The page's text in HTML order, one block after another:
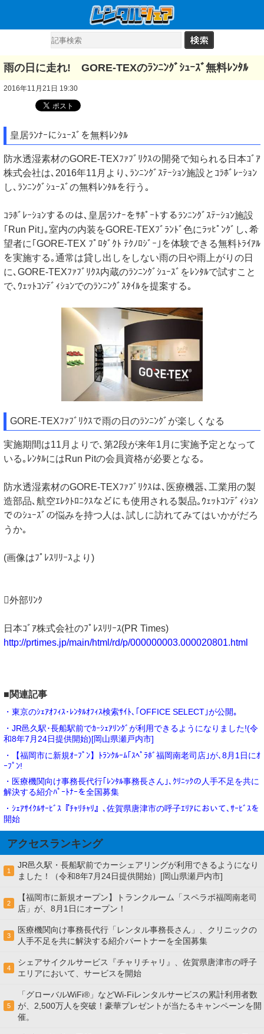
雨の日に走れ! GORE-TEXのﾗﾝﾆﾝｸﾞｼｭｰｽﾞ無料ﾚﾝﾀﾙ
2016年11月21日 19:30
皇居ﾗﾝﾅｰにｼｭｰｽﾞを無料ﾚﾝﾀﾙ
防水透湿素材のGORE-TEXﾌｧﾌﾞﾘｸｽの開発で知られる日本ｺﾞｱ
株式会社は､2016年11月より､ﾗﾝﾆﾝｸﾞｽﾃｰｼｮﾝ施設とｺﾗﾎﾞﾚｰｼｮﾝ
し､ﾗﾝﾆﾝｸﾞｼｭｰｽﾞの無料ﾚﾝﾀﾙを行う｡
ｺﾗﾎﾞﾚｰｼｮﾝするのは､皇居ﾗﾝﾅｰをｻﾎﾟｰﾄするﾗﾝﾆﾝｸﾞｽﾃｰｼｮﾝ施設
｢Run Pit｣｡室内の内装をGORE-TEXﾌﾞﾗﾝﾄﾞ色にﾗｯﾋﾟﾝｸﾞし､希
望者に｢GORE-TEX ﾌﾟﾛﾀﾞｸﾄ ﾃｸﾉﾛｼﾞｰ｣を体験できる無料ﾄﾗｲｱﾙ
を実施する｡通常は貸し出しをしない雨の日や雨上がりの日
に､GORE-TEXﾌｧﾌﾞﾘｸｽ内蔵のﾗﾝﾆﾝｸﾞｼｭｰｽﾞをﾚﾝﾀﾙで試すこと
で､ｳｪｯﾄｺﾝﾃﾞｨｼｮﾝでのﾗﾝﾆﾝｸﾞｽﾀｲﾙを提案する｡
GORE-TEXﾌｧﾌﾞﾘｸｽで雨の日のﾗﾝﾆﾝｸﾞが楽しくなる
実施期間は11月よりで､第2段が来年1月に実施予定となって
いる｡ﾚﾝﾀﾙにはRun Pitの会員資格が必要となる｡
防水透湿素材のGORE-TEXﾌｧﾌﾞﾘｸｽは､医療機器､工業用の製
造部品､航空ｴﾚｸﾄﾛﾆｸｽなどにも使用される製品｡ｳｪｯﾄｺﾝﾃﾞｨｼｮﾝ
でのｼｭｰｽﾞの悩みを持つ人は､試しに訪れてみてはいかがだろ
うか｡
(画像はﾌﾟﾚｽﾘﾘｰｽより)
外部ﾘﾝｸ
日本ｺﾞｱ株式会社のﾌﾟﾚｽﾘﾘｰｽ(PR Times)
http://prtimes.jp/main/html/rd/p/000000003.000020801.html
■関連記事
・東京のｼｪｱｵﾌｨｽ･ﾚﾝﾀﾙｵﾌｨｽ検索ｻｲﾄ､｢OFFICE SELECT｣が公開｡
・JR邑久駅･長船駅前でｶｰｼｪｱﾘﾝｸﾞが利用できるようになりました!(令
和8年7月24日提供開始)[岡山県瀬戸内市]
・【福岡市に新規ｵｰﾌﾟﾝ】ﾄﾗﾝｸﾙｰﾑ｢ｽﾍﾟﾗﾎﾞ福岡南老司店｣が､8月1日にｵ
ｰﾌﾟﾝ!
・医療機関向け事務長代行｢ﾚﾝﾀﾙ事務長さん｣､ｸﾘﾆｯｸの人手不足を共に
解決する紹介ﾊﾟｰﾄﾅｰを全国募集
・ｼｪｱｻｲｸﾙｻｰﾋﾞｽ『ﾁｬﾘﾁｬﾘ』､佐賀県唐津市の呼子ｴﾘｱにおいて､ｻｰﾋﾞｽを
開始
アクセスランキング
1
JR邑久駅・長船駅前でカーシェアリングが利用できるようになり
ました！（令和8年7月24日提供開始）[岡山県瀬戸内市]
2
【福岡市に新規オープン】トランクルーム「スペラボ福岡南老司
店」が、8月1日にオープン！
3
医療機関向け事務長代行「レンタル事務長さん」、クリニックの
人手不足を共に解決する紹介パートナーを全国募集
4
シェアサイクルサービス『チャリチャリ』、佐賀県唐津市の呼子
エリアにおいて、サービスを開始
5
「グローバルWiFi®」などWi-Fiレンタルサービスの累計利用者数
が、2,500万人を突破！豪華プレゼントが当たるキャンペーンを開
催。